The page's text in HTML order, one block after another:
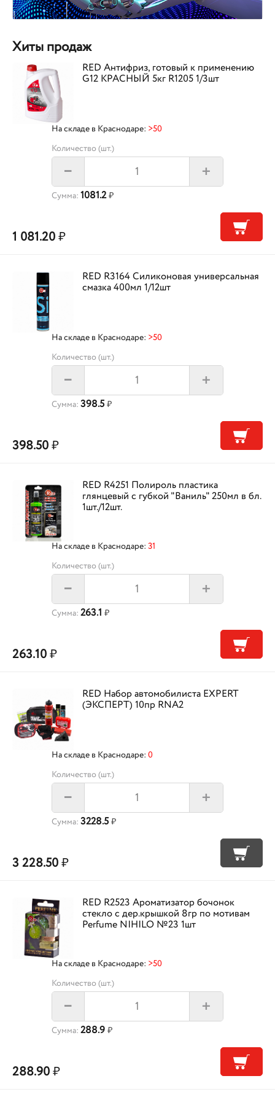
Хиты продаж
RED Антифриз, готовый к применению
G12 КРАСНЫЙ 5кг R1205 1/3шт
На складе в Краснодаре: >50
Количество (шт.)
– +
Сумма: 1081.2₽
1 081.20₽
RED R3164 Силиконовая универсальная
смазка 400мл 1/12шт
На складе в Краснодаре: >50
Количество (шт.)
– +
Сумма: 398.5 ₽
398.50₽
RED R4251 Полироль пластика
глянцевый с губкой "Ваниль" 250мл в бл.
1шт./12шт.
На складе в Краснодаре: 31
Количество (шт.)
– +
Сумма: 263.1 ₽
263.10₽
RED Набор автомобилиста EXPERT
(ЭКСПЕРТ) 10пр RNA2
На складе в Краснодаре: 0
Количество (шт.)
– +
Сумма: 3228.5 ₽
3 228.50₽
RED R2523 Ароматизатор бочонок
стекло с дер.крышкой 8гр по мотивам
Perfume NIHILO №23 1шт
На складе в Краснодаре: >50
Количество (шт.)
– +
Сумма: 288.9 ₽
288.90₽